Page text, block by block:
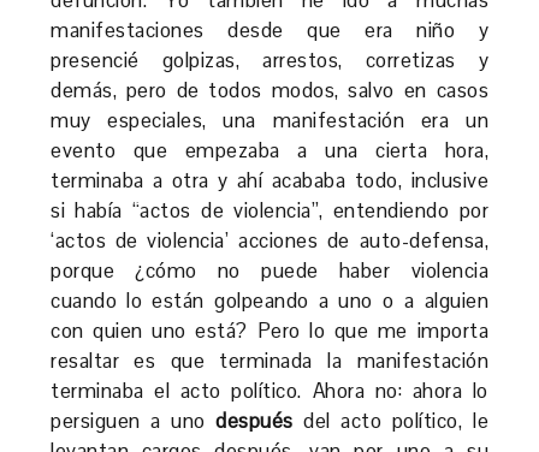
manifestaciones desde que era niño y
presencié golpizas, arrestos, corretizas y
demás, pero de todos modos, salvo en casos
muy especiales, una manifestación era un
evento que empezaba a una cierta hora,
terminaba a otra y ahí acababa todo, inclusive
si había “actos de violencia”, entendiendo por
‘actos de violencia’ acciones de auto-defensa,
porque ¿cómo no puede haber violencia
cuando lo están golpeando a uno o a alguien
con quien uno está? Pero lo que me importa
resaltar es que terminada la manifestación
terminaba el acto político. Ahora no: ahora lo
persiguen a unodespuésdel acto político, le